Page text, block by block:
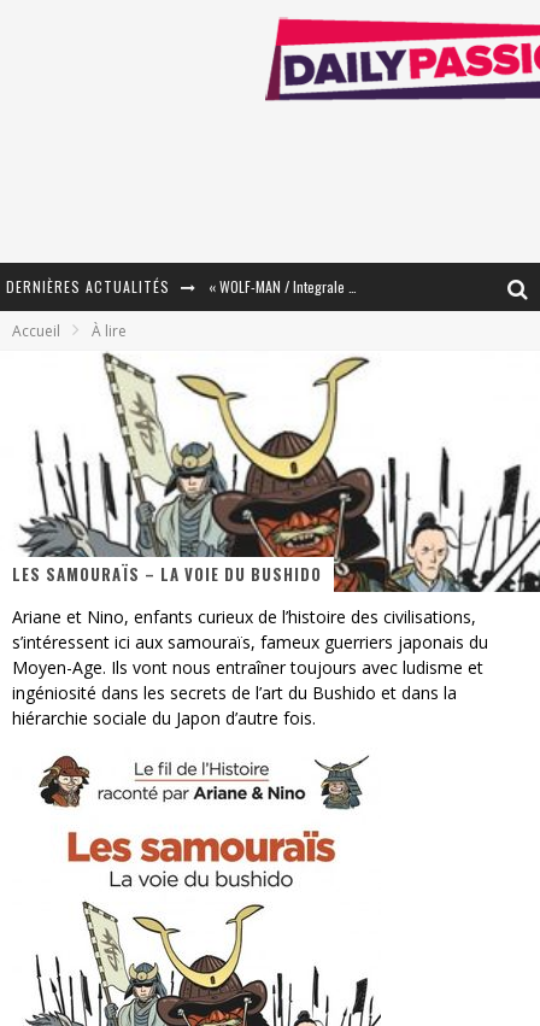
DERNIÈRES ACTUALITÉS
Star Fox
« MOFUSAND / Parler Japonais » – Des Expressions Pratiques !
« Dr Wertham / L’homme qui étudia les tueurs en série » - Un Métier à Risque !
Assassin's Creed Black Flag Resynced
« Damn Them All » - Un duo de Choc !
Accueil À lire
LES SAMOURAÏS – LA VOIE DU BUSHIDO
Ariane et Nino, enfants curieux de l’histoire des civilisations,
s’intéressent ici aux samouraïs, fameux guerriers japonais du
Moyen-Age. Ils vont nous entraîner toujours avec ludisme et
ingéniosité dans les secrets de l’art du Bushido et dans la
hiérarchie sociale du Japon d’autre fois.